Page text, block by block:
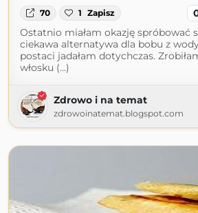
70 1 Zapisz
Ostatnio miałam okazję spróbować
ciekawa alternatywa dla bobu z
postaci jadałam dotychczas.
włosku (...)
Zdrowo i na temat
zdrowoinatemat.blogspot.com